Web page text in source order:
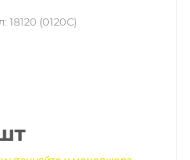
18120 (0120С)